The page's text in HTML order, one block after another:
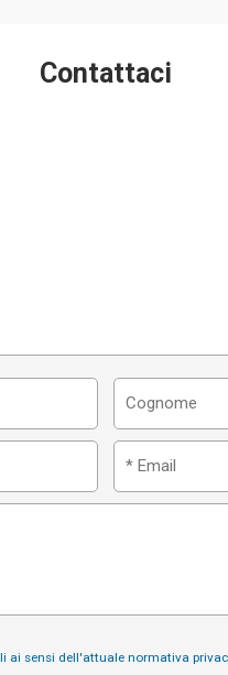
Contattaci
sensi dell'attuale normativa